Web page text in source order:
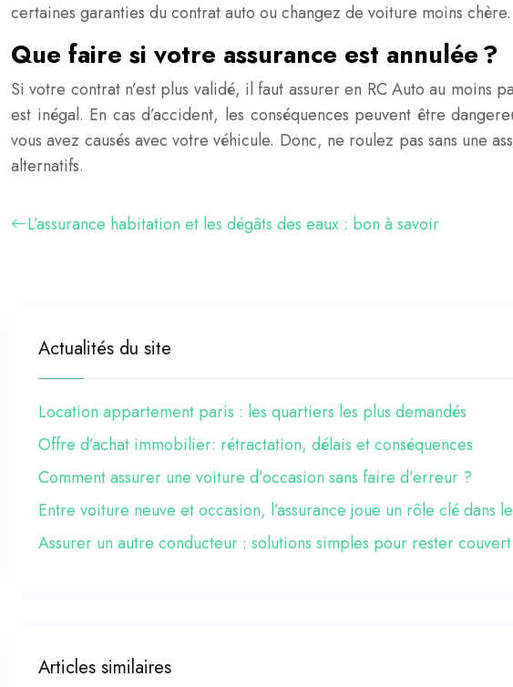
certaines garanties du contrat auto ou changez de voiture moins chère.
Que faire si votre assurance est annulée ?
Si votre contrat n’est plus validé, il faut assurer en RC Auto au
est inégal. En cas d’accident, les conséquences peuvent être
vous avez causés avec votre véhicule. Donc, ne roulez pas sans une
alternatifs.
L’assurance habitation et les dégâts des eaux : bon à savoir
Actualités du site
Location appartement paris : les quartiers les plus demandés
Offre d’achat immobilier: rétractation, délais et conséquences
Comment assurer une voiture d’occasion sans faire d’erreur ?
Entre voiture neuve et occasion, l’assurance joue un rôle clé dans
Assurer un autre conducteur : solutions simples pour rester
Articles similaires